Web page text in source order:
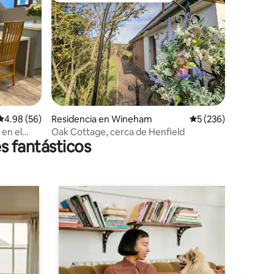
promedio: 4.98 de 5; 56 evaluaciones
4.98 (56)
el
Residencia en Wineham Calificación
5 (236)
Oak Cottage, cerca de Henfield
fantásticos